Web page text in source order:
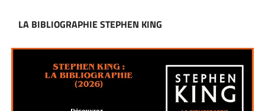
LA BIBLIOGRAPHIE STEPHEN KING